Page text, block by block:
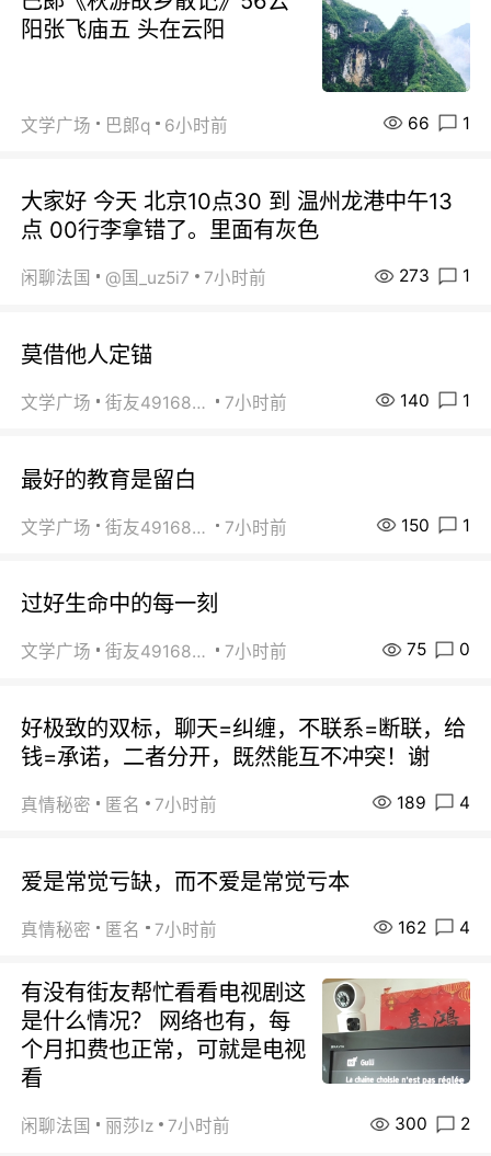
阳张飞庙五 头在云阳
文学广场 巴郞q 6小时前 66 1
大家好 今天 北京10点30 到 温州龙港中午13
点 00行李拿错了。里面有灰色
闲聊法国 @国_uz5i7 7小时前 273 1
莫借他人定锚
文学广场 街友49168527 7小时前 140 1
最好的教育是留白
文学广场 街友49168527 7小时前 150 1
过好生命中的每一刻
文学广场 街友49168527 7小时前 75 0
好极致的双标，聊天=纠缠，不联系=断联，给
钱=承诺，二者分开，既然能互不冲突！谢
真情秘密 匿名 7小时前 189 4
爱是常觉亏缺，而不爱是常觉亏本
真情秘密 匿名 7小时前 162 4
有没有街友帮忙看看电视剧这
是什么情况？ 网络也有，每
个月扣费也正常，可就是电视
看
闲聊法国 丽莎lz 7小时前 300 2